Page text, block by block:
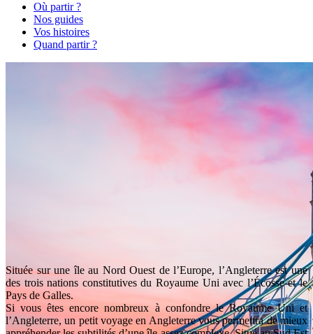
Où partir ?
Nos guides
Vos histoires
Quand partir ?
Située sur une île au Nord Ouest de l’Europe, l’Angleterre est une
des trois nations constitutives du Royaume Uni avec l’Écosse et le
Pays de Galles.
Si vous êtes encore nombreux à confondre le Royaume Uni et
l’Angleterre, un petit voyage en Angleterre vous permettra de mieux